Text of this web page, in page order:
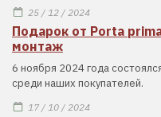
25 / 12 / 2024
Подарок от Porta
монтаж
6 ноября 2024 года
среди наших покупателей.
17 / 10 / 2024